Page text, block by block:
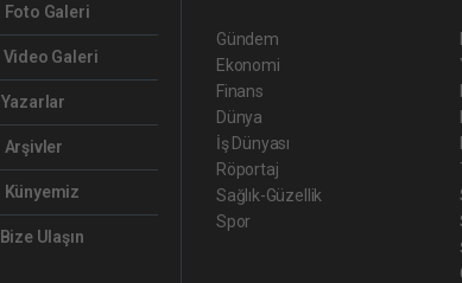
Foto Galeri
Video Galeri
Yazarlar
Arşivler
Künyemiz
Bize Ulaşın
Gündem
Ekonomi
Finans
Dünya
İş Dünyası
Röportaj
Sağlık-Güzellik
Spor